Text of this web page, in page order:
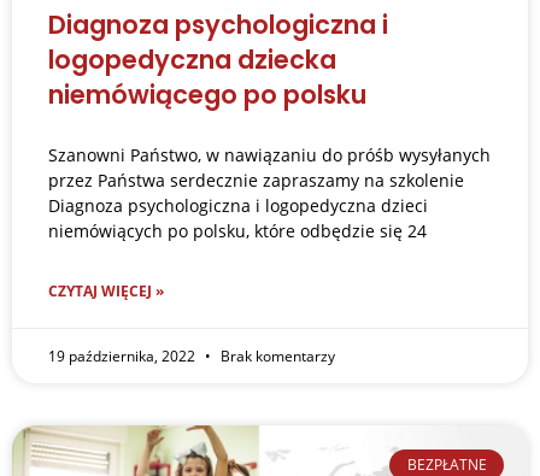
Diagnoza psychologiczna i
logopedyczna dziecka
niemówiącego po polsku
Szanowni Państwo, w nawiązaniu do próśb wysyłanych
przez Państwa serdecznie zapraszamy na szkolenie
Diagnoza psychologiczna i logopedyczna dzieci
niemówiących po polsku, które odbędzie się 24
CZYTAJ WIĘCEJ »
19 października, 2022 Brak komentarzy
BEZPŁATNE